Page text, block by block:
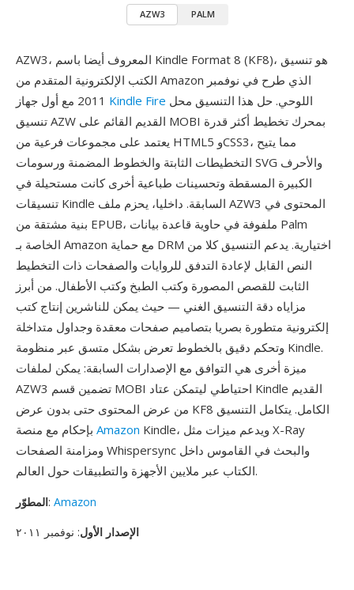
AZW3 PALM
AZW3، المعروف أيضا باسم Kindle Format 8 (KF8)، هو تنسيق
الكتب الإلكترونية المتقدم من Amazon الذي طرح في نوفمبر
Kindle Fire
تنسيق AZW القديم القائم على MOBI بمحرك تخطيط أكثر قدرة
يعتمد على مجموعات فرعية من HTML5 وCSS3، مما يتيح
التخطيطات الثابتة والخطوط المضمنة ورسومات SVG والأحرف
الكبيرة المسقطة وتحسينات طباعية أخرى كانت مستحيلة في
تنسيقات Kindle السابقة. داخليا، يحزم ملف AZW3 المحتوى في
بنية مشتقة من EPUB، ملفوفة في حاوية قاعدة بيانات Palm
الخاصة بـ Amazon مع حماية DRM اختيارية. يدعم التنسيق كلا من
النص القابل لإعادة التدفق للروايات والصفحات ذات التخطيط
الثابت للقصص المصورة وكتب الطبخ وكتب الأطفال. من أبرز
مزاياه دقة التنسيق الغني — حيث يمكن للناشرين إنتاج كتب
إلكترونية متطورة بصريا بتصاميم صفحات معقدة وجداول متداخلة
وتحكم دقيق بالخطوط تعرض بشكل متسق عبر منظومة Kindle.
ميزة أخرى هي التوافق مع الإصدارات السابقة: يمكن لملفات
AZW3 تضمين قسم MOBI احتياطي ليتمكن عتاد Kindle القديم
من عرض المحتوى حتى بدون عرض KF8 الكامل. يتكامل التنسيق
Amazon Kindle، ويدعم ميزات مثل X-Ray
ومزامنة الصفحات Whispersync والبحث في القاموس داخل
الكتاب عبر ملايين الأجهزة والتطبيقات حول العالم.
المطوّر: Amazon
الإصدار الأول: نوفمبر ٢٠١١